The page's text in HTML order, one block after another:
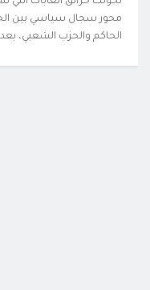
محور سجال سياسي بين
الحاكم والحزب الشعبي،